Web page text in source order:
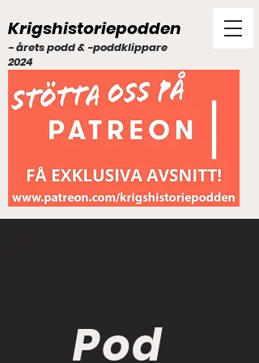
Krigshistoriepodden
- årets podd & -poddklippare
2024
Pod